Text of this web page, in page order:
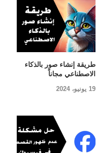
طريقة إنشاء صور بالذكاء
الاصطناعي مجاناً
19 يونيو، 2024